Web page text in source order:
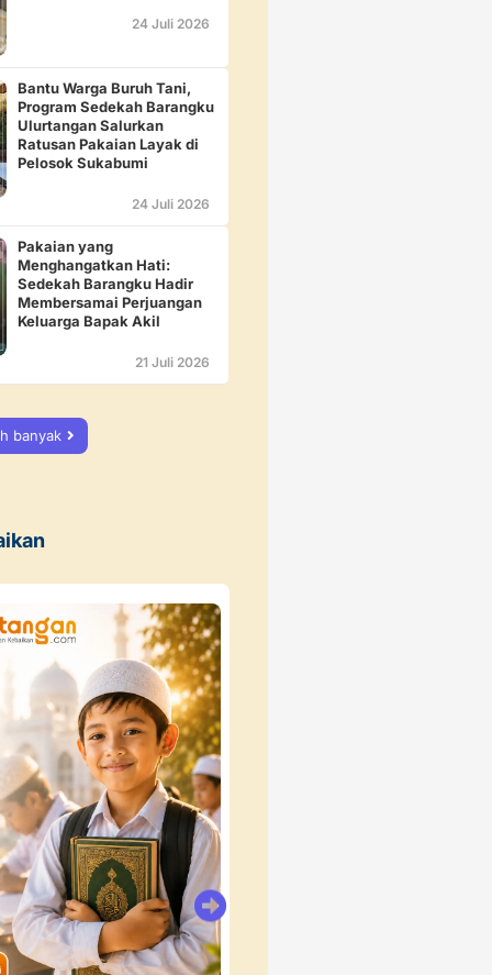
24 Juli 2026
Bantu Warga Buruh Tani,
Program Sedekah Barangku
Ulurtangan Salurkan
Ratusan Pakaian Layak di
Pelosok Sukabumi
24 Juli 2026
Pakaian yang
Menghangatkan Hati:
Sedekah Barangku Hadir
Membersamai Perjuangan
Keluarga Bapak Akil
21 Juli 2026
banyak